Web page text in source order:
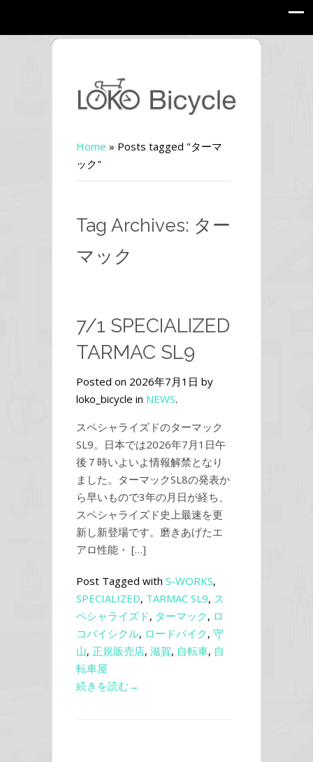
Home » Posts tagged "ターマ
ック"
Tag Archives: ター
マック
7/1 SPECIALIZED
TARMAC SL9
Posted on 2026年7月1日 by
loko_bicycle in NEWS.
スペシャライズドのターマック
SL9。日本では2026年7月1日午
後７時いよいよ情報解禁となり
ました。ターマックSL8の発表か
ら早いもので3年の月日が経ち、
スペシャライズド史上最速を更
新し新登場です。磨きあげたエ
アロ性能・ […]
Post Tagged with S-WORKS,
SPECIALIZED, TARMAC SL9, ス
ペシャライズド, ターマック, ロ
コバイシクル, ロードバイク, 守
山, 正規販売店, 滋賀, 自転車, 自
転車屋
続きを読む→